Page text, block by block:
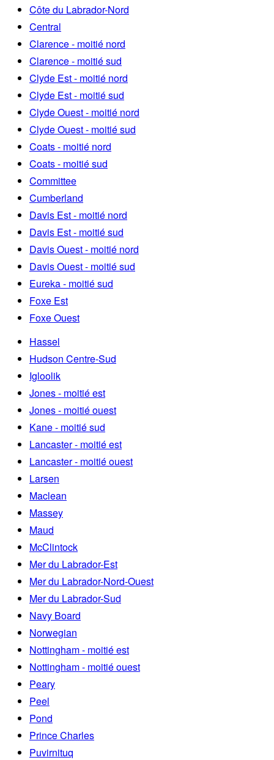
Côte du Labrador-Nord
Central
Clarence - moitié nord
Clarence - moitié sud
Clyde Est - moitié nord
Clyde Est - moitié sud
Clyde Ouest - moitié nord
Clyde Ouest - moitié sud
Coats - moitié nord
Coats - moitié sud
Committee
Cumberland
Davis Est - moitié nord
Davis Est - moitié sud
Davis Ouest - moitié nord
Davis Ouest - moitié sud
Eureka - moitié sud
Foxe Est
Foxe Ouest
Hassel
Hudson Centre-Sud
Igloolik
Jones - moitié est
Jones - moitié ouest
Kane - moitié sud
Lancaster - moitié est
Lancaster - moitié ouest
Larsen
Maclean
Massey
Maud
McClintock
Mer du Labrador-Est
Mer du Labrador-Nord-Ouest
Mer du Labrador-Sud
Navy Board
Norwegian
Nottingham - moitié est
Nottingham - moitié ouest
Peary
Peel
Pond
Prince Charles
Puvirnituq